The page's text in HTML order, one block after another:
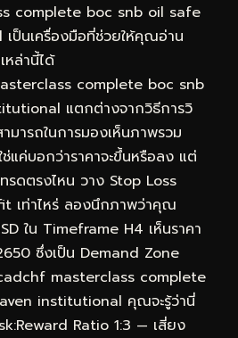
complete boc snb oil safe
ป็นเครื่องมือที่ช่วยให้คุณอ่าน
หล่านี้ได้
complete boc snb
แตกต่างจากวิธีการวิ
มารถในการมองเห็นภาพรวม
แค่บอกว่าราคาจะขึ้นหรือลง แต่
ทรดตรงไหน วาง Stop Loss
เท่าไหร่ ลองนึกภาพว่าคุณ
ใน Timeframe H4 เห็นราคา
ซึ่งเป็น Demand Zone
masterclass complete
institutional คุณจะรู้ว่านี่
Ratio 1:3 — เสี่ยง